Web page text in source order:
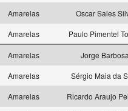
Amarelas
Oscar Sales
Amarelas Paulo Pimentel
Amarelas
Jorge
Amarelas
Sérgio Maia da
Amarelas
Ricardo Araujo